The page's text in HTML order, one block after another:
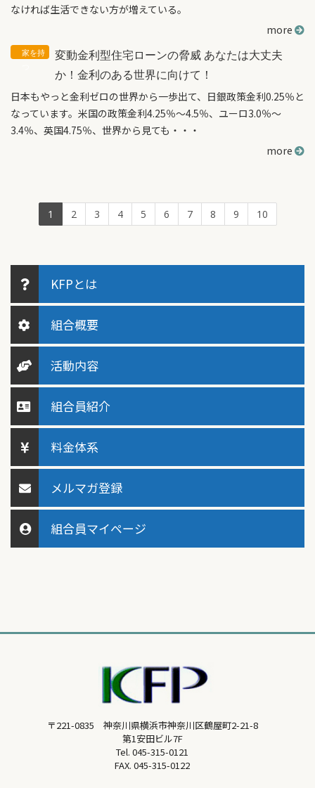
なければ生活できない方が増えている。
more
変動金利型住宅ローンの脅威 あなたは大丈夫
か！金利のある世界に向けて！
日本もやっと金利ゼロの世界から一歩出て、日銀政策金利0.25％と
なっています。米国の政策金利4.25％～4.5％、ユーロ3.0％～
3.4％、英国4.75％、世界から見ても・・・
more
1 2 3 4 5 6 7 8 9 10
KFPとは
組合概要
活動内容
組合員紹介
料金体系
メルマガ登録
組合員マイページ
〒221-0835 神奈川県横浜市神奈川区鶴屋町2-21-8
第1安田ビル7F
Tel. 045-315-0121
FAX. 045-315-0122